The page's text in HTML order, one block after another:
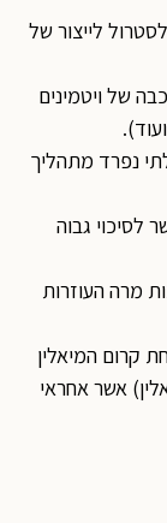
לייצור של
של ויטמינים
נפרד מתהליך
לסיכוי גבוה
מרה העוזרות
קרום המיאלין
ממסת המיאלין) אשר אחראי